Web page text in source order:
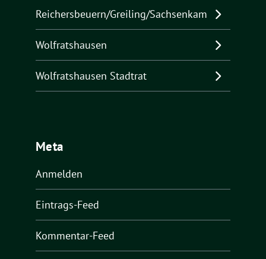
Reichersbeuern/Greiling/Sachsenkam
Wolfratshausen
Wolfratshausen Stadtrat
Meta
Anmelden
Eintrags-Feed
Kommentar-Feed